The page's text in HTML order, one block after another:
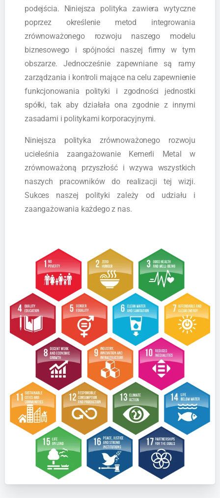
podejścia. Niniejsza polityka zawiera wytyczne
poprzez określenie metod integrowania
zrównoważonego rozwoju naszego modelu
biznesowego i spójności naszej firmy w tym
obszarze. Jednocześnie zapewniane są ramy
zarządzania i kontroli mające na celu zapewnienie
funkcjonowania polityki i zgodności jednostki
spółki, tak aby działała ona zgodnie z innymi
zasadami i politykami korporacyjnymi.
Niniejsza polityka zrównoważonego rozwoju
ucieleśnia zaangażowanie Kemerli Metal w
zrównoważoną przyszłość i wzywa wszystkich
naszych pracowników do realizacji tej wizji.
Sukces naszej polityki zależy od udziału i
zaangażowania każdego z nas.